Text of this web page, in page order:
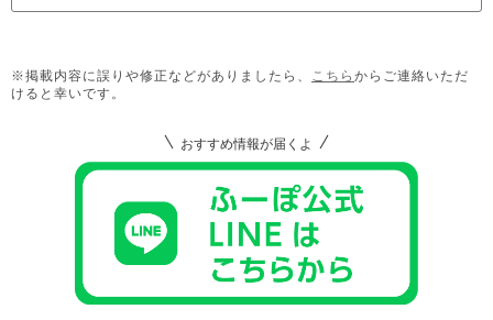
※掲載内容に誤りや修正などがありましたら、 こちら からご連絡いただ
けると幸いです。
おすすめ情報が届くよ